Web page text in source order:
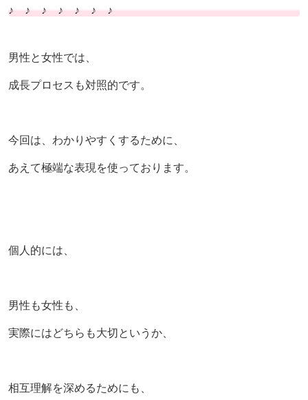
♪ ♪ ♪ ♪ ♪ ♪ ♪
男性と女性では、
成長プロセスも対照的です。
今回は、わかりやすくするために、
あえて極端な表現を使っております。
個人的には、
男性も女性も、
実際にはどちらも大切というか、
相互理解を深めるためにも、